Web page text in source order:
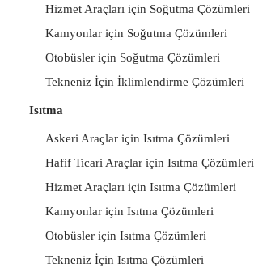
Hizmet Araçları için Soğutma Çözümleri
Kamyonlar için Soğutma Çözümleri
Otobüsler için Soğutma Çözümleri
Tekneniz İçin İklimlendirme Çözümleri
Isıtma
Askeri Araçlar için Isıtma Çözümleri
Hafif Ticari Araçlar için Isıtma Çözümleri
Hizmet Araçları için Isıtma Çözümleri
Kamyonlar için Isıtma Çözümleri
Otobüsler için Isıtma Çözümleri
Tekneniz İçin Isıtma Çözümleri